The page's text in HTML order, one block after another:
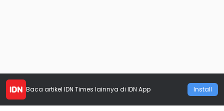
Baca artikel IDN Times lainnya di IDN App Install